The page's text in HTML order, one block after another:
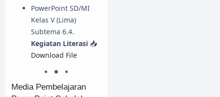
PowerPoint SD/MI
Kelas V (Lima)
Subtema 6.4.
Kegiatan Literasi 📥
Download File
Media Pembelajaran